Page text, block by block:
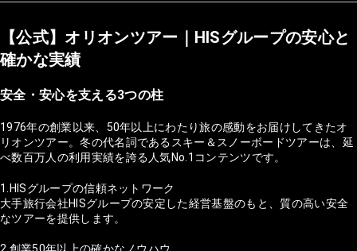
【公式】オリオンツアー｜HISグループの安心と
確かな実績
安全・安心を支える3つの柱
1976年の創業以来、50年以上にわたり旅の感動をお届けしてきたオ
リオンツアー。冬の代名詞であるスキー＆スノーボードツアーは、延
べ数百万人の利用実績を誇る人気No.1コンテンツです。
1.HISグループの信頼ネットワーク
大手旅行会社HISグループの安定した経営基盤のもと、質の高い安全
なツアーを提供します。